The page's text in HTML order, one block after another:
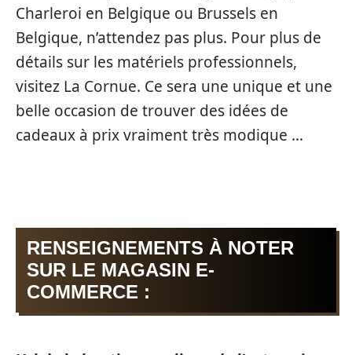
Charleroi en Belgique ou Brussels en
Belgique, n’attendez pas plus. Pour plus de
détails sur les matériels professionnels,
visitez La Cornue. Ce sera une unique et une
belle occasion de trouver des idées de
cadeaux à prix vraiment très modique …
RENSEIGNEMENTS À NOTER
SUR LE MAGASIN E-
COMMERCE :